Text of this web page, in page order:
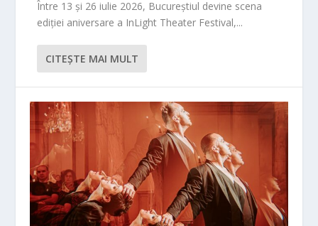
Între 13 și 26 iulie 2026, Bucureștiul devine scena
ediției aniversare a InLight Theater Festival,...
CITEŞTE MAI MULT